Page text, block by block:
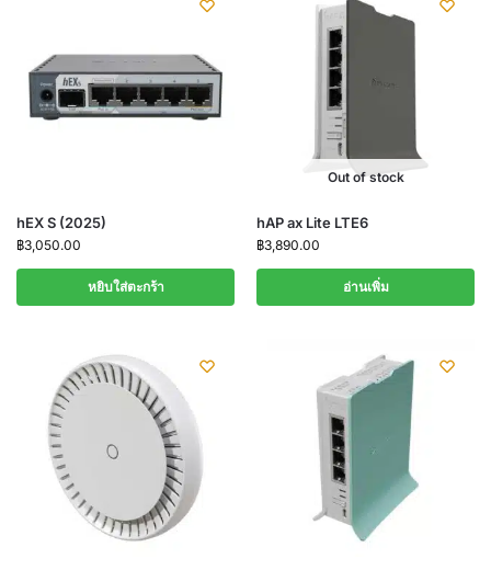
hEX S (2025)
฿3,050.00
หยิบใส่ตะกร้า
Out of stock
hAP ax Lite LTE6
฿3,890.00
อ่านเพิ่ม